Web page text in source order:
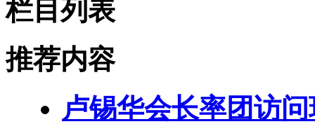
栏目列表
推荐内容
卢锡华会长率团访